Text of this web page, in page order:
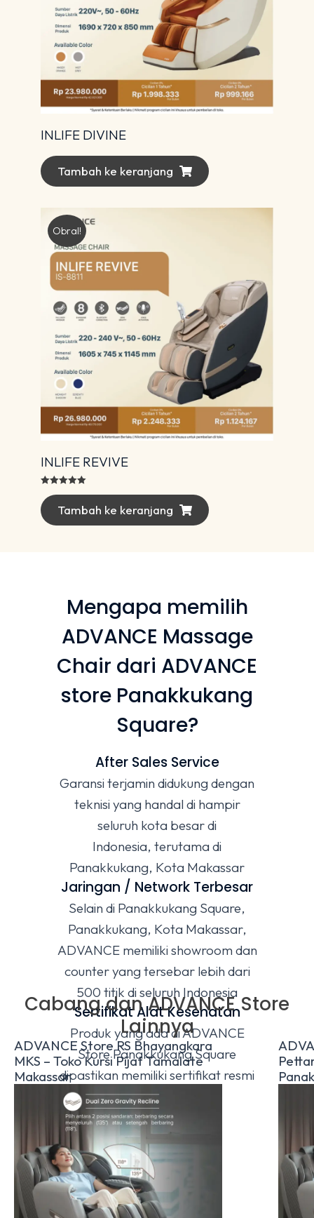
INLIFE DIVINE
Tambah ke keranjang
Obral!
INLIFE REVIVE
dari 5
Tambah ke keranjang
Mengapa memilih
ADVANCE Massage
Chair dari ADVANCE
store Panakkukang
Square?
After Sales Service
Garansi terjamin didukung dengan
teknisi yang handal di hampir
seluruh kota besar di
Indonesia, terutama di
Panakkukang, Kota Makassar
Jaringan / Network Terbesar
Selain di Panakkukang Square,
Panakkukang, Kota Makassar,
ADVANCE memiliki showroom dan
counter yang tersebar lebih dari
500 titik di seluruh Indonesia
Sertifikat Alat Kesehatan
Produk yang ada di ADVANCE
Store Panakkukang Square
dipastikan memiliki sertifikat resmi
Alat Kesehatan
Cabang dan ADVANCE Store
Lainnya
ADVANCE Store RS Bhayangkara
MKS – Toko Kursi Pijat Tamalate
Makassar